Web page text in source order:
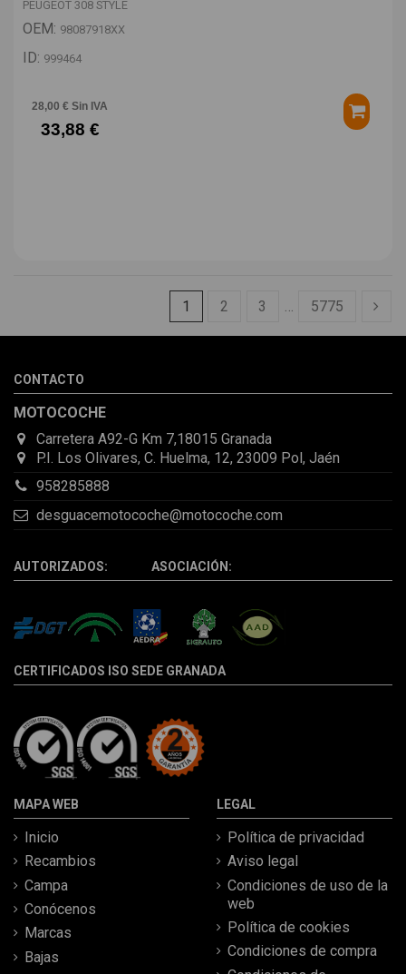
PEUGEOT 308 STYLE
OEM: 98087918XX
ID: 999464
28,00 € Sin IVA
33,88 €
1 2 3 … 5775
CONTACTO
MOTOCOCHE
Carretera A92-G Km 7,18015 Granada
P.I. Los Olivares, C. Huelma, 12, 23009 Pol, Jaén
958285888
desguacemotocoche@motocoche.com
AUTORIZADOS: ASOCIACIÓN:
CERTIFICADOS ISO SEDE GRANADA
MAPA WEB
Inicio
Recambios
Campa
Conócenos
Marcas
Bajas
LEGAL
Política de privacidad
Aviso legal
Condiciones de uso de la
web
Política de cookies
Condiciones de compra